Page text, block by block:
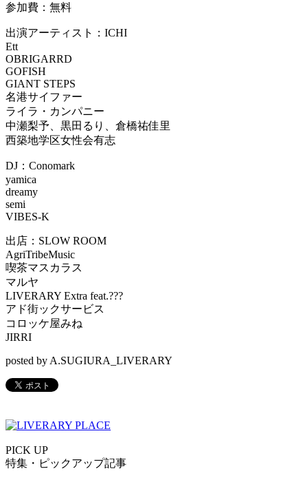
参加費：無料
出演アーティスト：ICHI
Ett
OBRIGARRD
GOFISH
GIANT STEPS
名港サイファー
ライラ・カンパニー
中瀬梨予、黒田るり、倉橋祐佳里
西築地学区女性会有志
DJ：Conomark
yamica
dreamy
semi
VIBES-K
出店：SLOW ROOM
AgriTribeMusic
喫茶マスカラス
マルヤ
LIVERARY Extra feat.???
アド街ックサービス
コロッケ屋みね
JIRRI
posted by A.SUGIURA_LIVERARY
PICK UP
特集・ピックアップ記事